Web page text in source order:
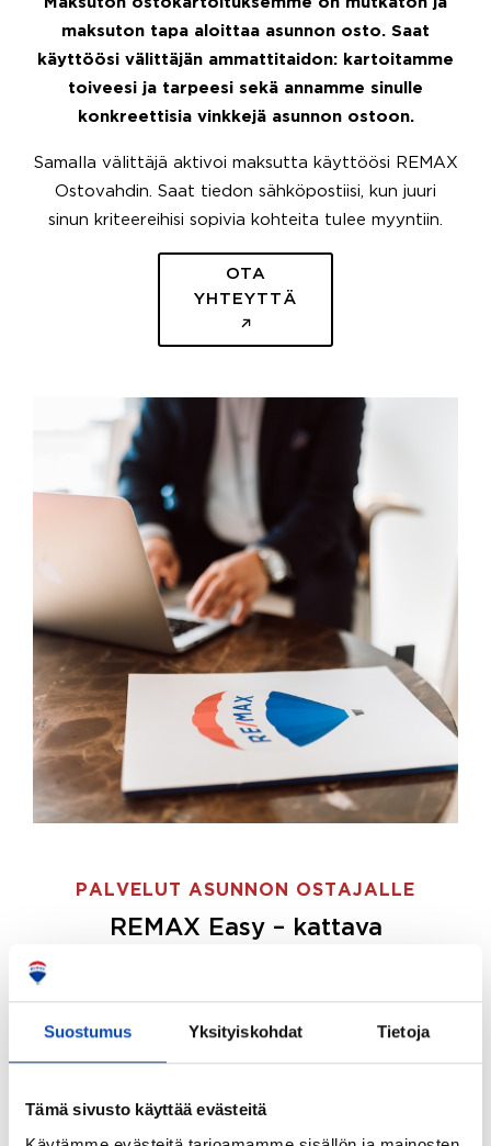
Suostumus Yksityiskohdat Tietoja
Tämä sivusto käyttää evästeitä
maksuton tapa aloittaa asunnon osto. Saat
käyttöösi välittäjän ammattitaidon: kartoitamme
toiveesi ja tarpeesi sekä annamme sinulle
konkreettisia vinkkejä asunnon ostoon.
Samalla välittäjä aktivoi maksutta käyttöösi REMAX
Ostovahdin. Saat tiedon sähköpostiisi, kun juuri
sinun kriteereihisi sopivia kohteita tulee myyntiin.
OTA
YHTEYTTÄ
PALVELUT ASUNNON OSTAJALLE
REMAX Easy – kattava
ostajille.
Tee ostotoimeksianto ja etsimme juuri